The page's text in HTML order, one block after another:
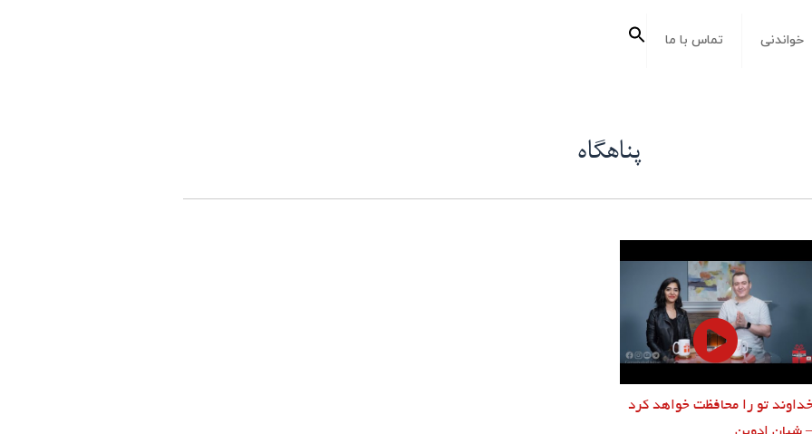
خواندنی تماس با ما
جستجو
برای:
دکمه جستجو
پناهگاه
تو را محافظت خواهد کرد